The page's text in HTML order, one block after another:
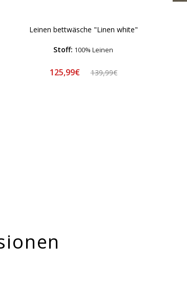
Leinen bettwäsche "Linen white"
Stoff: 100% Leinen
125,99€ 139,99€